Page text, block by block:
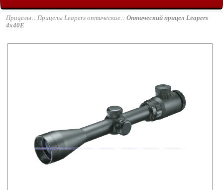
Прицелы Прицелы Leapers оптические
Оптический прицел Leapers
4x40E